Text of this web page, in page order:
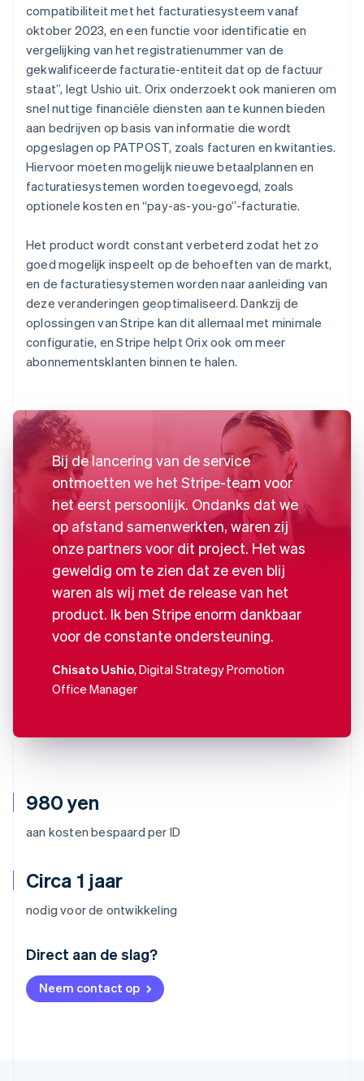
980 yen
aan kosten bespaard per ID
Circa 1 jaar
nodig voor de ontwikkeling
Direct aan de slag?
Neem contact op
compatibiliteit met het facturatiesysteem vanaf
oktober 2023, en een functie voor identificatie en
vergelijking van het registratienummer van de
gekwalificeerde facturatie-entiteit dat op de factuur
staat”, legt Ushio uit. Orix onderzoekt ook manieren om
snel nuttige financiële diensten aan te kunnen bieden
aan bedrijven op basis van informatie die wordt
opgeslagen op PATPOST, zoals facturen en kwitanties.
Hiervoor moeten mogelijk nieuwe betaalplannen en
facturatiesystemen worden toegevoegd, zoals
optionele kosten en “pay-as-you-go”-facturatie.
Het product wordt constant verbeterd zodat het zo
goed mogelijk inspeelt op de behoeften van de markt,
en de facturatiesystemen worden naar aanleiding van
deze veranderingen geoptimaliseerd. Dankzij de
oplossingen van Stripe kan dit allemaal met minimale
configuratie, en Stripe helpt Orix ook om meer
abonnementsklanten binnen te halen.
Bij de lancering van de service
ontmoetten we het Stripe-team voor
het eerst persoonlijk. Ondanks dat we
op afstand samenwerkten, waren zij
onze partners voor dit project. Het was
geweldig om te zien dat ze even blij
waren als wij met de release van het
product. Ik ben Stripe enorm dankbaar
voor de constante ondersteuning.
Chisato Ushio, Digital Strategy Promotion
Office Manager
Australië
English
België
NederlandsFrançais Deutsch